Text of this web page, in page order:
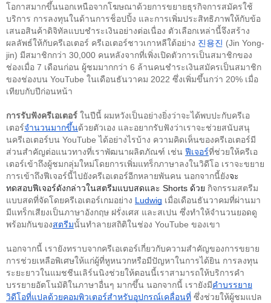
โอกาสมากขึ้นนอกเหนือจากโฆษณาด้วยการขยายธุรกิจการสมัครใช้
บริการ การลงทุนในด้านการช็อปปิ้ง และการเพิ่มประสิทธิภาพให้กับข้อ
เสนอสินค้าดิจิทัลแบบชำระเงินอย่างต่อเนื่อง ตัวเลือกเหล่านี้จึงสร้าง
ผลลัพธ์ให้กับครีเอเตอร์ ครีเอเตอร์ชาวเกาหลีใต้อย่าง 진용진 (Jin Yong-
jin) มีสมาชิกกว่า 30,000 คนหลังจากที่เพิ่งเปิดตัวการเป็นสมาชิกของ
ช่องเมื่อ 7 เดือนก่อน ผู้ชมมากกว่า 6 ล้านคนชำระเงินสมัครเป็นสมาชิก
ของช่องบน YouTube ในเดือนธันวาคม 2022 ซึ่งเพิ่มขึ้นกว่า 20% เมื่อ
เทียบกับปีก่อนหน้า
การรับฟังครีเอเตอร์ ในปีนี้ ผมหวังเป็นอย่างยิ่งว่าจะได้พบปะกับครีเอ
เตอร์จำนวนมากขึ้นด้วยตัวเอง และอยากรับฟังว่าเราจะช่วยสนับสนุ
นครีเอเตอร์บน YouTube ได้อย่างไรบ้าง ความคิดเห็นของครีเอเตอร์มี
ส่วนสำคัญต่อแนวทางที่เราพัฒนาผลิตภัณฑ์ เช่น ฟีเจอร์ที่ช่วยให้ครีเอ
เตอร์เข้าถึงผู้ชมกลุ่มใหม่โดยการเพิ่มแทร็กภาษาลงในวิดีโอ เราจะขยาย
การเข้าถึงฟีเจอร์นี้ไปยังครีเอเตอร์อีกหลายพันคน นอกจากนี้ยังจะ
ทดสอบฟีเจอร์ดังกล่าวในสตรีมแบบสดและ Shorts ด้วย กิจกรรมสตรีม
แบบสดที่จัดโดยครีเอเตอร์เกมอย่าง Ludwig เมื่อเดือนธันวาคมที่ผ่านมา
มีแทร็กเสียงเป็นภาษาอังกฤษ ฝรั่งเศส และสเปน ซึ่งทำให้จำนวนยอดดู
พร้อมกันของสตรีมนั้นทำลายสถิติในช่อง YouTube ของเขา
นอกจากนี้ เรายังทราบจากครีเอเตอร์เกี่ยวกับความสำคัญของการขยาย
การช่วยเหลือพิเศษให้แก่ผู้ที่หูหนวกหรือมีปัญหาในการได้ยิน การลงทุน
ระยะยาวในแมชชีนเลิร์นนิงช่วยให้ตอนนี้เราสามารถให้บริการคำ
บรรยายอัตโนมัติในภาษาอื่นๆ มากขึ้น นอกจากนี้ เรายังมีคำบรรยาย
วิดีโอที่แปลด้วยคอมพิวเตอร์สำหรับอุปกรณ์เคลื่อนที่ ซึ่งช่วยให้ผู้ชมแปล